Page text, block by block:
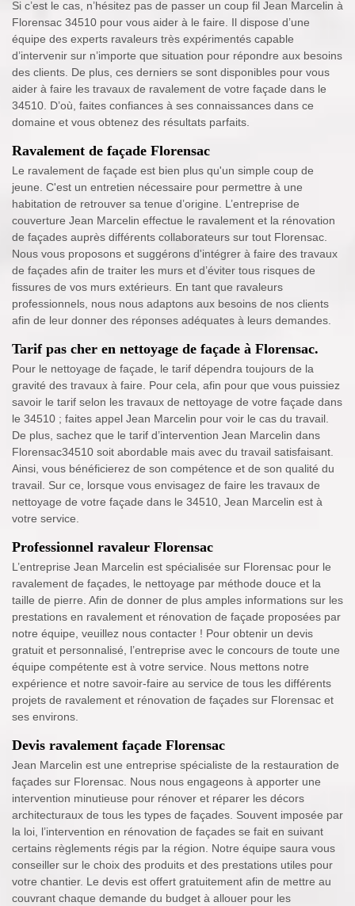
Si c’est le cas, n’hésitez pas de passer un coup fil Jean Marcelin à
Florensac 34510 pour vous aider à le faire. Il dispose d’une
équipe des experts ravaleurs très expérimentés capable
d’intervenir sur n’importe que situation pour répondre aux besoins
des clients. De plus, ces derniers se sont disponibles pour vous
aider à faire les travaux de ravalement de votre façade dans le
34510. D’où, faites confiances à ses connaissances dans ce
domaine et vous obtenez des résultats parfaits.
Ravalement de façade Florensac
Le ravalement de façade est bien plus qu'un simple coup de
jeune. C'est un entretien nécessaire pour permettre à une
habitation de retrouver sa tenue d’origine. L’entreprise de
couverture Jean Marcelin effectue le ravalement et la rénovation
de façades auprès différents collaborateurs sur tout Florensac.
Nous vous proposons et suggérons d'intégrer à faire des travaux
de façades afin de traiter les murs et d’éviter tous risques de
fissures de vos murs extérieurs. En tant que ravaleurs
professionnels, nous nous adaptons aux besoins de nos clients
afin de leur donner des réponses adéquates à leurs demandes.
Tarif pas cher en nettoyage de façade à Florensac.
Pour le nettoyage de façade, le tarif dépendra toujours de la
gravité des travaux à faire. Pour cela, afin pour que vous puissiez
savoir le tarif selon les travaux de nettoyage de votre façade dans
le 34510 ; faites appel Jean Marcelin pour voir le cas du travail.
De plus, sachez que le tarif d’intervention Jean Marcelin dans
Florensac34510 soit abordable mais avec du travail satisfaisant.
Ainsi, vous bénéficierez de son compétence et de son qualité du
travail. Sur ce, lorsque vous envisagez de faire les travaux de
nettoyage de votre façade dans le 34510, Jean Marcelin est à
votre service.
Professionnel ravaleur Florensac
L’entreprise Jean Marcelin est spécialisée sur Florensac pour le
ravalement de façades, le nettoyage par méthode douce et la
taille de pierre. Afin de donner de plus amples informations sur les
prestations en ravalement et rénovation de façade proposées par
notre équipe, veuillez nous contacter ! Pour obtenir un devis
gratuit et personnalisé, l’entreprise avec le concours de toute une
équipe compétente est à votre service. Nous mettons notre
expérience et notre savoir-faire au service de tous les différents
projets de ravalement et rénovation de façades sur Florensac et
ses environs.
Devis ravalement façade Florensac
Jean Marcelin est une entreprise spécialiste de la restauration de
façades sur Florensac. Nous nous engageons à apporter une
intervention minutieuse pour rénover et réparer les décors
architecturaux de tous les types de façades. Souvent imposée par
la loi, l’intervention en rénovation de façades se fait en suivant
certains règlements régis par la région. Notre équipe saura vous
conseiller sur le choix des produits et des prestations utiles pour
votre chantier. Le devis est offert gratuitement afin de mettre au
couvrant chaque demande du budget à allouer pour les